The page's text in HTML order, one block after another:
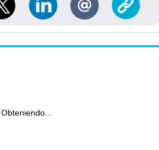
Obteniendo...